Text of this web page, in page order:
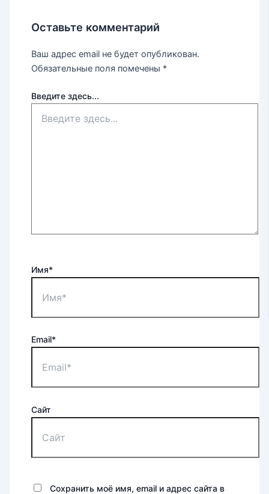
Оставьте комментарий
Ваш адрес email не будет опубликован.
Обязательные поля помечены *
Введите здесь...
Имя*
Email*
Сайт
Сохранить моё имя, email и адрес сайта в